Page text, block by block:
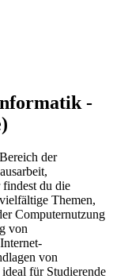
-
der
findest du die
Themen,
Computernutzung
von
von
für Studierende